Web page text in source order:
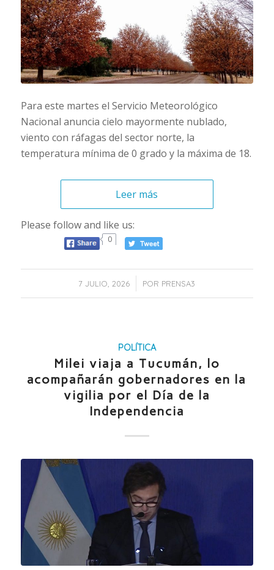
Para este martes el Servicio Meteorológico
Nacional anuncia cielo mayormente nublado,
viento con ráfagas del sector norte, la
temperatura mínima de 0 grado y la máxima de 18.
Leer más
Please follow and like us:
0
7 JULIO, 2026
/ POR PRENSA3
POLÍTICA
Milei viaja a Tucumán, lo
acompañarán gobernadores en la
vigilia por el Día de la
Independencia